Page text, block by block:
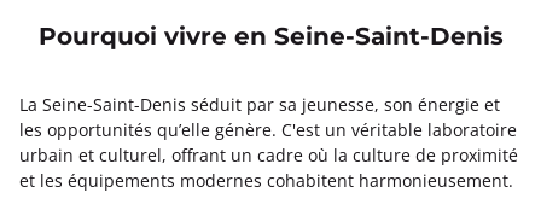
Pourquoi vivre en Seine-Saint-Denis
La Seine-Saint-Denis séduit par sa jeunesse, son énergie et
les opportunités qu’elle génère. C'est un véritable laboratoire
urbain et culturel, offrant un cadre où la culture de proximité
et les équipements modernes cohabitent harmonieusement.